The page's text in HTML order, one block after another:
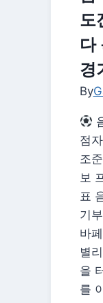
도
다
경
By
점
조
보
표
기
바
별
을
를